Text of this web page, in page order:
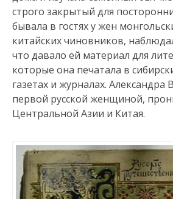
строго закрытый для
бывала в гостях у жен
китайских чиновников,
что давало ей материал для
которые она печатала в
газетах и журналах.
первой русской женщиной,
Центральной Азии и Китая.